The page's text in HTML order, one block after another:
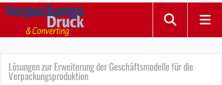
Lösungen zur Erweiterung der Geschäftsmodelle für die
Verpackungsproduktion